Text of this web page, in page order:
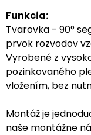
Funkcia:
Tvarovka - 90°
prvok rozvodov
Vyrobené z
pozinkovaného
vložením, bez
Montáž je
naše montážne